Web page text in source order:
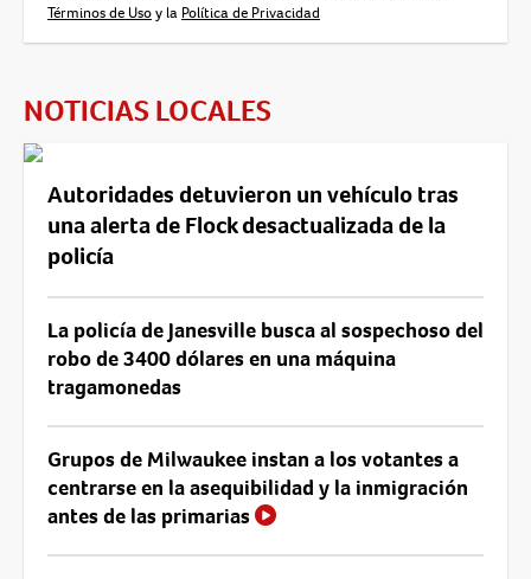
Términos de Usoy la Política de Privacidad
NOTICIAS LOCALES
Autoridades detuvieron un vehículo tras
una alerta de Flock desactualizada de la
policía
La policía de Janesville busca al sospechoso del
robo de 3400 dólares en una máquina
tragamonedas
Grupos de Milwaukee instan a los votantes a
centrarse en la asequibilidad y la inmigración
antes de las primarias